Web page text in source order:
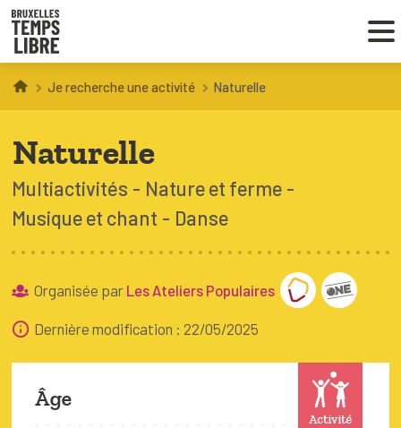
Infos parents
Droit au loisir
Coordinations ATL
À BRUXELLES
Trouver une activité
Je recherche une activité Naturelle
Naturelle
Multiactivités
Nature et ferme
Musique et chant
Danse
Organisée par Les Ateliers Populaires
Dernière modification : 22/05/2025
Activité
Âge